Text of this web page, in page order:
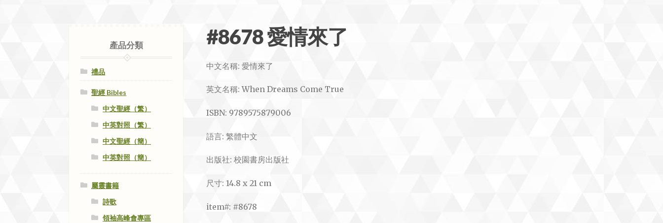
#8678 愛情來了
中文名稱: 愛情來了
英文名稱: When Dreams Come True
ISBN: 9789575879006
語言: 繁體中文
出版社: 校園書房出版社
尺寸: 14.8 x 21 cm
item#: #8678
產品分類
禮品
聖經 Bibles
中文聖經（繁）
中英對照（繁）
中文聖經（簡）
中英對照（簡）
屬靈書籍
詩歌
領袖高峰會專區